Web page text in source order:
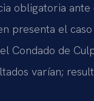
obligatoria
presenta el
Condado de
varían;